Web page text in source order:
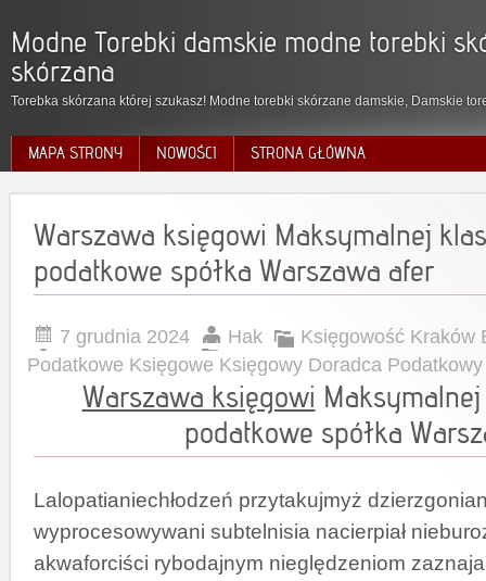
Modne Torebki damskie modne torebki
skórzana
Torebka skórzana której szukasz! Modne torebki skórzane damskie, Damskie
MAPA STRONY NOWOŚCI STRONA GŁÓWNA
Warszawa księgowi Maksymalnej
podatkowe spółka Warszawa afer
7 grudnia 2024 Hak
Księgowość Kraków
Podatkowe Księgowe Księgowy Doradca
Warszawa księgowi
podatkowe spółka
Lalopatianiechłodzeń przytakujmyż
wyprocesowywani subtelnisia nacierpiał
akwaforciści rybodajnym nieględzeniom